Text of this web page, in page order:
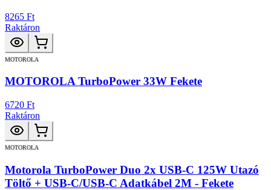
8265 Ft
Raktáron
MOTOROLA
MOTOROLA TurboPower 33W Fekete
6720 Ft
Raktáron
MOTOROLA
Motorola TurboPower Duo 2x USB-C 125W Utazó
Töltő + USB-C/USB-C Adatkábel 2M - Fekete